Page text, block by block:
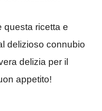
questa ricetta e
delizioso connubio
delizia per il
appetito!